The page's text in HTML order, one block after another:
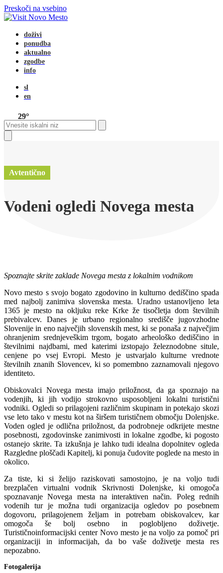
Preskoči na vsebino
doživi
ponudba
aktualno
zgodbe
info
sl
en
29°
Open
mobile
menu
Close
mobile
menu
Search
Close
Avtentično
Vodeni ogledi Novega mesta
Spoznajte skrite zaklade Novega mesta z lokalnim vodnikom
Novo mesto s svojo bogato zgodovino in kulturno dediščino spada
med najbolj zanimiva slovenska mesta. Uradno ustanovljeno leta
1365 je mesto na okljuku reke Krke že tisočletja dom številnih
prebivalcev. Danes je urbano regionalno središče jugovzhodne
Slovenije in eno največjih slovenskih mest, ki se ponaša z največjim
ohranjenim srednjeveškim trgom, bogato arheološko dediščino in
številnimi najdbami, med katerimi izstopajo železnodobne situle,
cenjene po vsej Evropi. Mesto je ustvarjalo kulturne vrednote
številnih znanih Slovencev, ki so pomembno zaznamovali njegovo
identiteto.
Obiskovalci Novega mesta imajo priložnost, da ga spoznajo na
vodenjih, ki jih vodijo strokovno usposobljeni lokalni turistični
vodniki. Ogledi so prilagojeni različnim skupinam in potekajo skozi
vse leto tako v mestu kot na širšem turističnem območju Dolenjske.
Voden ogled je odlična priložnost, da podrobneje odkrijete mestne
posebnosti, zgodovinske zanimivosti in lokalne zgodbe, ki pogosto
ostanejo skrite. Ta izkušnja je lahko tudi idealna dopolnitev ogleda
Razgledne ploščadi Kapitelj, ki ponuja čudovite poglede na mesto in
okolico.
Za tiste, ki si želijo raziskovati samostojno, je na voljo tudi
brezplačen virtualni vodnik Skrivnosti Dolenjske, ki omogoča
spoznavanje Novega mesta na interaktiven način. Poleg rednih
vodenih tur je možna tudi organizacija ogledov po posebnem
dogovoru, prilagojenem željam in potrebam obiskovalcev, kar
omogoča še bolj osebno in poglobljeno doživetje.
Turističnoinformacijski center Novo mesto je na voljo za pomoč pri
organizaciji in informacijah, da bo vaše doživetje mesta res
nepozabno.
Fotogalerija